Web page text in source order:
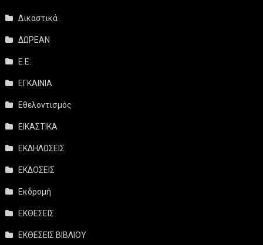
Δικαστικά
ΔΩΡΕΑΝ
Ε.Ε.
ΕΓΚΑΙΝΙΑ
Εθελοντισμός
ΕΙΚΑΣΤΙΚΑ
ΕΚΔΗΛΩΣΕΙΣ
ΕΚΔΟΣΕΙΣ
Εκδρομή
ΕΚΘΕΣΕΙΣ
ΕΚΘΕΣΕΙΣ ΒΙΒΛΙΟΥ